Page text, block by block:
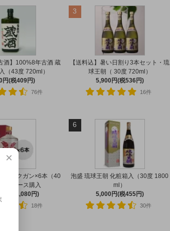
酒】100%8年古酒 蔵
（43度 720ml）
円(税409円)
76件
3
【送料込】暑い日割り3本セット・琉
球王朝（ 30度 720ml）
5,900円(税536円)
16件
酒 マクガン×6本（40
）ケース購入
円(税1,080円)
18件
6
泡盛 琉球王朝 化粧箱入（30度 1800
ml）
5,000円(税455円)
30件
×